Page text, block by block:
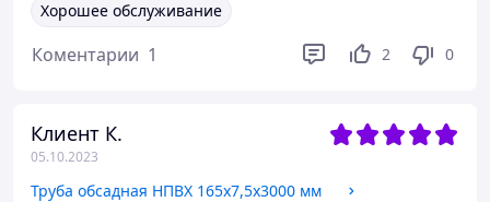
Хорошее обслуживание
Коментарии 1 2 0
Клиент К.
05.10.2023
Труба обсадная НПВХ 165х7,5х3000 мм